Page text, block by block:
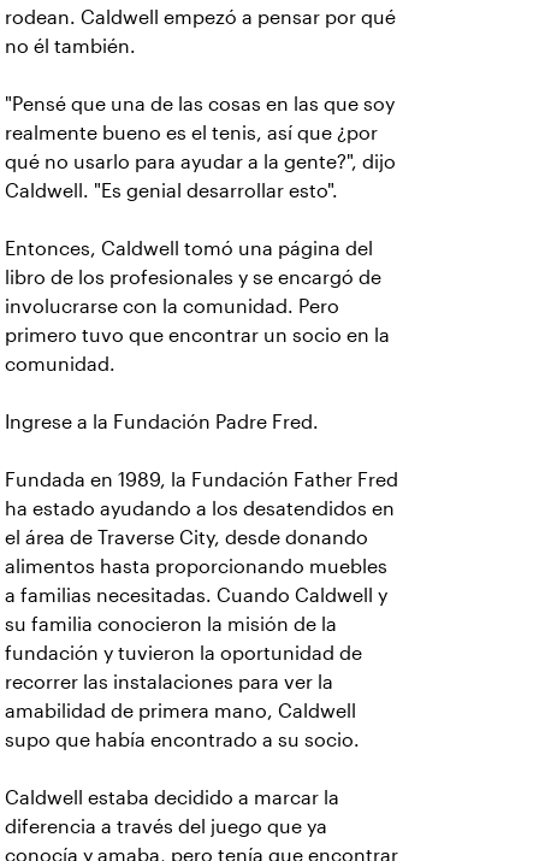
rodean. Caldwell empezó a pensar por qué
no él también.
"Pensé que una de las cosas en las que soy
realmente bueno es el tenis, así que ¿por
qué no usarlo para ayudar a la gente?", dijo
Caldwell. "Es genial desarrollar esto".
Entonces, Caldwell tomó una página del
libro de los profesionales y se encargó de
involucrarse con la comunidad. Pero
primero tuvo que encontrar un socio en la
comunidad.
Ingrese a la Fundación Padre Fred.
Fundada en 1989, la Fundación Father Fred
ha estado ayudando a los desatendidos en
el área de Traverse City, desde donando
alimentos hasta proporcionando muebles
a familias necesitadas. Cuando Caldwell y
su familia conocieron la misión de la
fundación y tuvieron la oportunidad de
recorrer las instalaciones para ver la
amabilidad de primera mano, Caldwell
supo que había encontrado a su socio.
Caldwell estaba decidido a marcar la
diferencia a través del juego que ya
conocía y amaba, pero tenía que encontrar